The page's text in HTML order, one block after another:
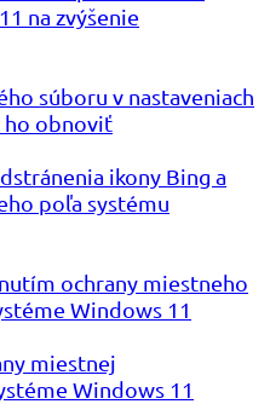
na zvýšenie
súboru v nastaveniach
ho obnoviť
ikony Bing a
poľa systému
ochrany miestneho
Windows 11
miestnej
Windows 11